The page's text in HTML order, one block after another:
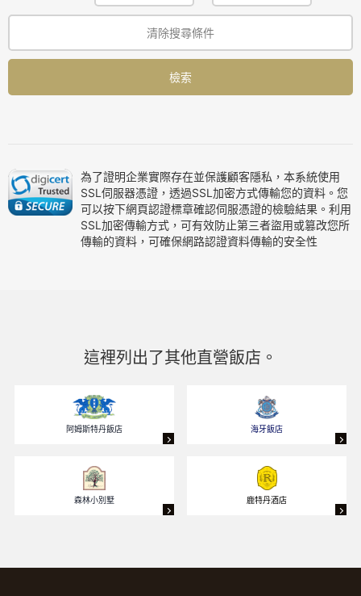
清除搜尋條件
檢索
為了證明企業實際存在並保護顧客隱私，本系統使用
SSL伺服器憑證，透過SSL加密方式傳輸您的資料。您
可以按下網頁認證標章確認伺服憑證的檢驗結果。利用
SSL加密傳輸方式，可有效防止第三者盜用或篡改您所
傳輸的資料，可確保網路認證資料傳輸的安全性
這裡列出了其他直營飯店。
阿姆斯特丹飯店 海牙飯店
森林小別墅 鹿特丹酒店